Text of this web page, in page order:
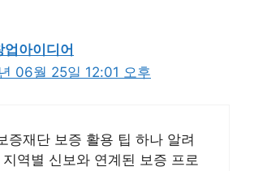
업아이디어
06월 25일 12:01 오후
증재단 보증 활용 팁 하나 알려
역별 신보와 연계된 보증 프로